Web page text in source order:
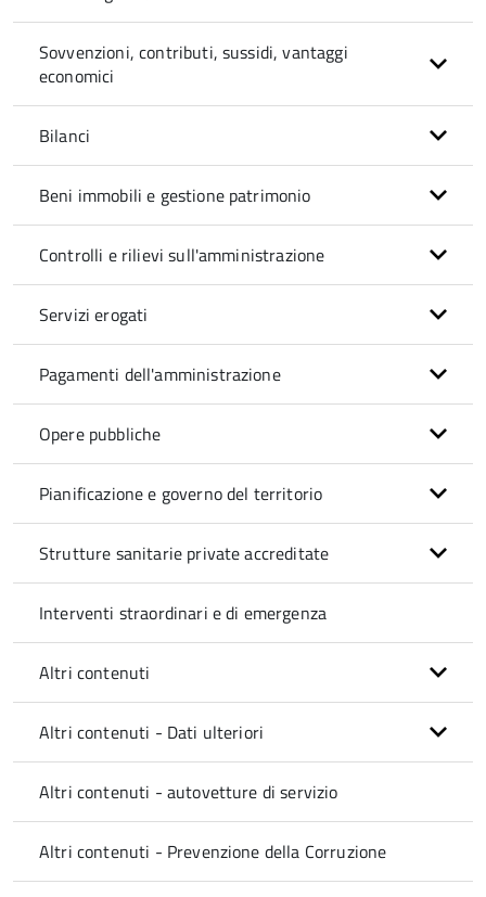
Sovvenzioni, contributi, sussidi, vantaggi
economici
Bilanci
Beni immobili e gestione patrimonio
Controlli e rilievi sull'amministrazione
Servizi erogati
Pagamenti dell'amministrazione
Opere pubbliche
Pianificazione e governo del territorio
Strutture sanitarie private accreditate
Interventi straordinari e di emergenza
Altri contenuti
Altri contenuti - Dati ulteriori
Altri contenuti - autovetture di servizio
Altri contenuti - Prevenzione della Corruzione